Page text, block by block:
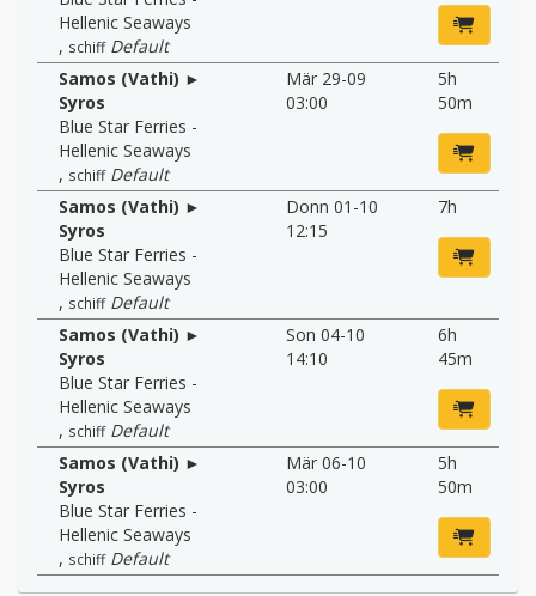
Hellenic Seaways
, schiff Default
Samos (Vathi) ►
Syros
Blue Star Ferries -
Hellenic Seaways
, schiff Default
Mär 29-09
03:00
5h
50m
Samos (Vathi) ►
Syros
Blue Star Ferries -
Hellenic Seaways
, schiff Default
Donn 01-10
12:15
7h
Samos (Vathi) ►
Syros
Blue Star Ferries -
Hellenic Seaways
, schiff Default
Son 04-10
14:10
6h
45m
Samos (Vathi) ►
Syros
Blue Star Ferries -
Hellenic Seaways
, schiff Default
Mär 06-10
03:00
5h
50m